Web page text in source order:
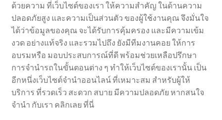
ด้วยความ ที่เว็บไซต์ของเรา ให้ความสำคัญ ในด้านความ
ปลอดภัยสูง และความเป็นส่วนตัว ของผู้ใช้งานคุณ จึงมั่นใจ
ได้ว่าข้อมูลของคุณ จะได้รับการคุ้มครอง และมีความเข้ม
งวด อย่างแท้จริง และรวมไปถึง ยังมีทีมงานคอย ให้การ
อบรมหรือ มอบประสบการณ์ที่ดี พร้อมช่วยเหลือปรึกษา
การจำนำรถในขั้นตอนต่าง ๆ ทำให้เว็บไซต์ของเรานั้น เป็น
อีกหนึ่งเว็บไซต์จำนำออนไลน์ ที่เหมาะสม สำหรับผู้ให้
บริการ ที่รวดเร็ว สะดวก สบาย มีความปลอดภัย หากสนใจ
จำนำ กับเรา คลิกเลย ที่นี่